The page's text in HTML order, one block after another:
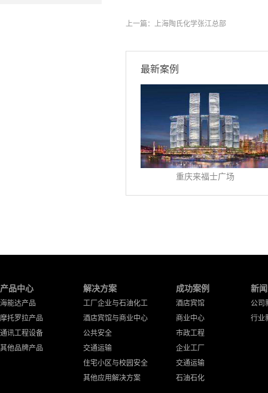
上一篇： 上海陶氏化学张江总部
最新案例
重庆来福士广场
产品中心
海能达产品
摩托罗拉产品
通讯工程设备
其他品牌产品
解决方案
工厂企业与石油化工
酒店宾馆与商业中心
公共安全
交通运输
住宅小区与校园安全
其他应用解决方案
成功案例
酒店宾馆
商业中心
市政工程
企业工厂
交通运输
石油石化
新
公司
行业